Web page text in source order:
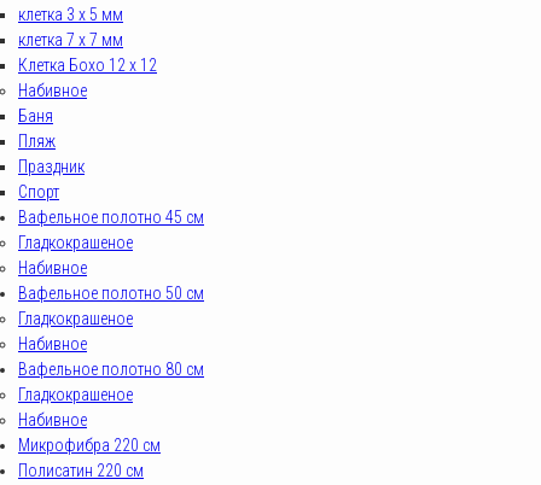
клетка 3 х 5 мм
клетка 7 х 7 мм
Клетка Бохо 12 x 12
Набивное
Баня
Пляж
Праздник
Спорт
Вафельное полотно 45 см
Гладкокрашеное
Набивное
Вафельное полотно 50 см
Гладкокрашеное
Набивное
Вафельное полотно 80 см
Гладкокрашеное
Набивное
Микрофибра 220 см
Полисатин 220 см